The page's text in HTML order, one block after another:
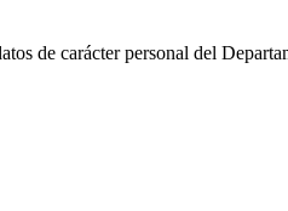
de carácter personal del